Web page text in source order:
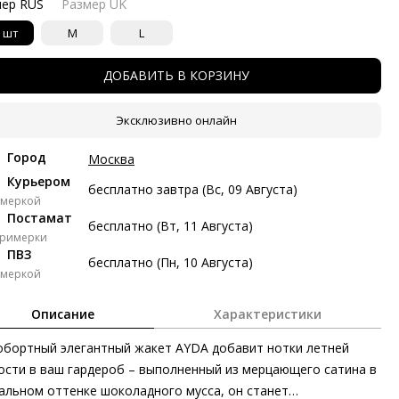
с Яндекс Сплит
Сплит с разбивкой платежей на 2 месяца. Без
платежей.
₽
22 авг
5 сен
19 сен
переплат
стоимость покупки
сейчас только часть, а оставшееся будем списывать
две недели
RUS Размер UK
шт M L
ДОБАВИТЬ В КОРЗИНУ
Эксклюзивно онлайн
Город
Москва
Курьером
бесплатно завтра (Вс, 09 Августа)
Постамат
бесплатно (Вт, 11 Августа)
ПВЗ
бесплатно (Пн, 10 Августа)
Описание Характеристики
элегантный жакет AYDA добавит нотки летней
в ваш гардероб – выполненный из мерцающего сатина в
оттенке шоколадного мусса, он станет